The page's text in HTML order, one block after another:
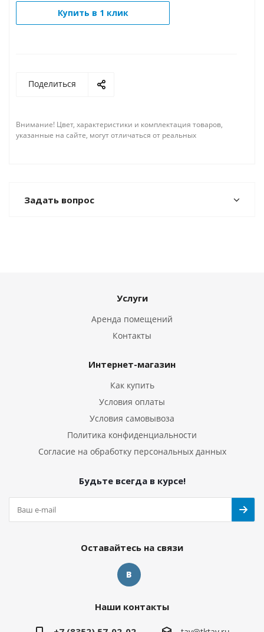
Купить в 1 клик
Поделиться
Внимание! Цвет, характеристики и комплектация товаров,
указанные на сайте, могут отличаться от реальных
Задать вопрос
Услуги
Аренда помещений
Контакты
Интернет-магазин
Как купить
Условия оплаты
Условия самовывоза
Политика конфиденциальности
Согласие на обработку персональных данных
Будьте всегда в курсе!
Оставайтесь на связи
Наши контакты